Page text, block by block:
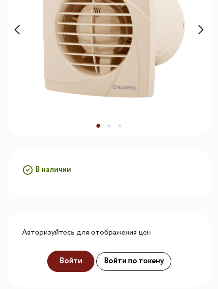
В наличии
Авторизуйтесь для отображения цен
Войти Войти по токену